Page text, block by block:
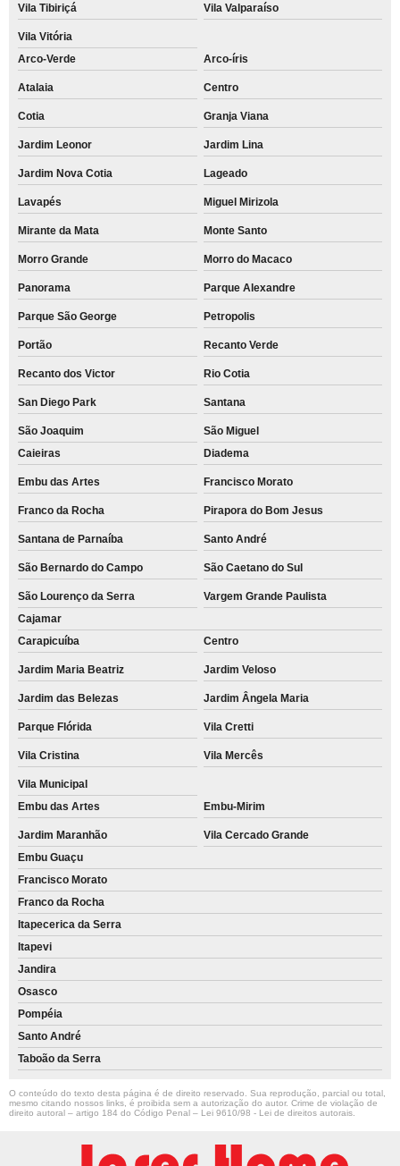
Vila Tibiriçá Vila Valparaíso
Vila Vitória
Arco-Verde
Arco-íris
Atalaia Centro
Cotia Granja Viana
Jardim Leonor Jardim Lina
Jardim Nova Cotia Lageado
Lavapés Miguel Mirizola
Mirante da Mata Monte Santo
Morro Grande Morro do Macaco
Panorama Parque Alexandre
Parque São George Petropolis
Portão Recanto Verde
Recanto dos Victor Rio Cotia
San Diego Park Santana
São Joaquim
São Miguel
Caieiras
Diadema
Embu das Artes Francisco Morato
Franco da Rocha Pirapora do Bom Jesus
Santana de Parnaíba Santo André
São Bernardo do Campo São Caetano do Sul
São Lourenço da Serra
Vargem Grande Paulista
Cajamar
Carapicuíba
Centro
Jardim Maria Beatriz Jardim Veloso
Jardim das Belezas Jardim Ângela Maria
Parque Flórida Vila Cretti
Vila Cristina Vila Mercês
Vila Municipal
Embu das Artes
Embu-Mirim
Jardim Maranhão
Vila Cercado Grande
Embu Guaçu
Francisco Morato
Franco da Rocha
Itapecerica da Serra
Itapevi
Jandira
Osasco
Pompéia
Santo André
Taboão da Serra
O conteúdo do texto desta página é de direito reservado. Sua reprodução, parcial ou total,
mesmo citando nossos links, é proibida sem a autorização do autor. Crime de violação de
direito autoral – artigo 184 do Código Penal – Lei 9610/98 - Lei de direitos autorais